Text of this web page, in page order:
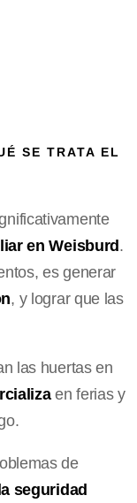
SE TRATA EL
en Weisburd.
es generar
, y lograr que las
las huertas en
en ferias y
de
seguridad